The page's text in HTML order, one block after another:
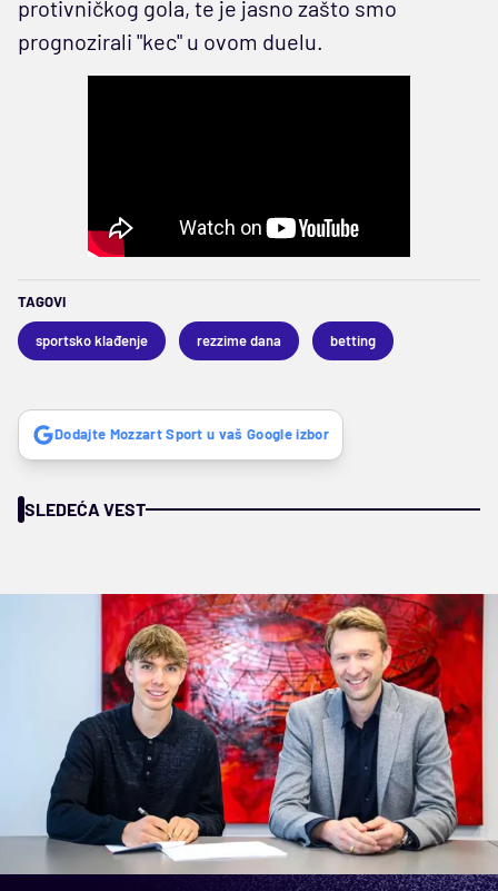
protivničkog gola, te je jasno zašto smo
prognozirali "kec" u ovom duelu.
TAGOVI
sportsko klađenje rezzime dana betting
Dodajte Mozzart Sport u vaš Google izbor
SLEDEĆA VEST